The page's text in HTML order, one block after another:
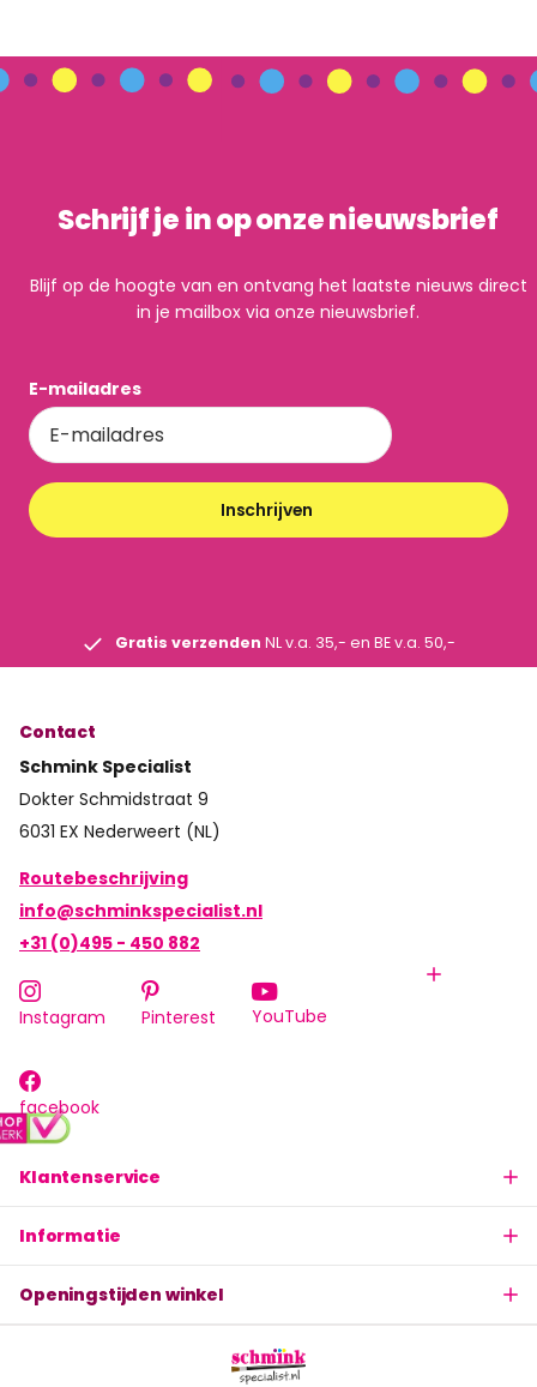
Schrijf je in op onze nieuwsbrief
Blijf op de hoogte van en ontvang het laatste nieuws direct
in je mailbox via onze nieuwsbrief.
E-mailadres
Inschrijven
Gratis verzenden NL v.a. 35,- en BE v.a. 50,-
Klantenservice
Informatie
Openingstijden winkel
Contact
Schmink Specialist
Dokter Schmidstraat 9
6031 EX Nederweert (NL)
Routebeschrijving
info@schminkspecialist.nl
+31 (0)495 - 450 882
Instagram Pinterest YouTube
facebook